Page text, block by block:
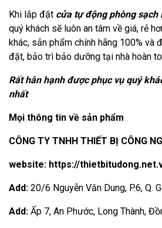
Khi lắp đặt cửa tự động phòng sạch
quý khách sẽ luôn an tâm về giá, rẻ
khác, sản phẩm chính hãng 100% và
đặt, bảo trì bảo dưỡng tại nhà hoàn
Rất hân hạnh được phục vụ quý
nhất
Mọi thông tin về sản phẩm
CÔNG TY TNHH THIẾT BỊ CÔNG
website: https://
Add: 20/6 Nguyễn Văn Dung, P.6, Q.
Add: Ấp 7, An Phước, Long Thành,